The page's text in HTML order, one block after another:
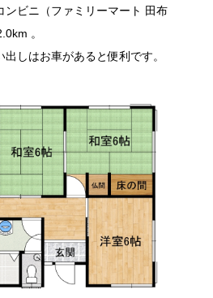
ンビニ（ファミリーマート 田布
。
お車があると便利です。